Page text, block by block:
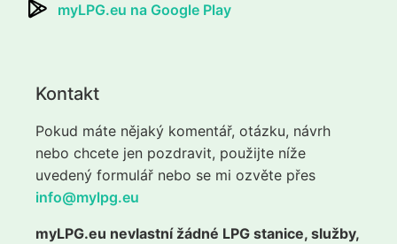
myLPG.eu na Google Play
Kontakt
Pokud máte nějaký komentář, otázku, návrh
nebo chcete jen pozdravit, použijte níže
uvedený formulář nebo se mi ozvěte přes
info@mylpg.eu
myLPG.eu nevlastní žádné LPG stanice, služby,